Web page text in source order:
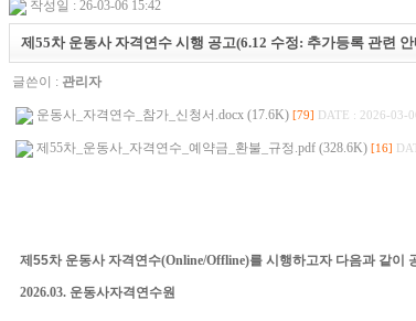
작성일 : 26-03-06 15:42
제55차 운동사 자격연수 시행 공고(6.12 수정: 추가등록 관련
글쓴이 : 관리자
운동사_자격연수_참가_신청서.docx (17.6K) [79] DATE : 2026-03-
제55차_운동사_자격연수_예약금_환불_규정.pdf (328.6K) [16]
제 55차 운동사 자격연수(Online/Offline)를 시행하고자 다음과 같이
2026.03. 운동사자격연수원